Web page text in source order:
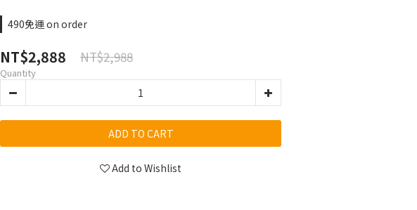
490免運 on order
NT$2,888 NT$2,988
Quantity
ADD TO CART
Add to Wishlist